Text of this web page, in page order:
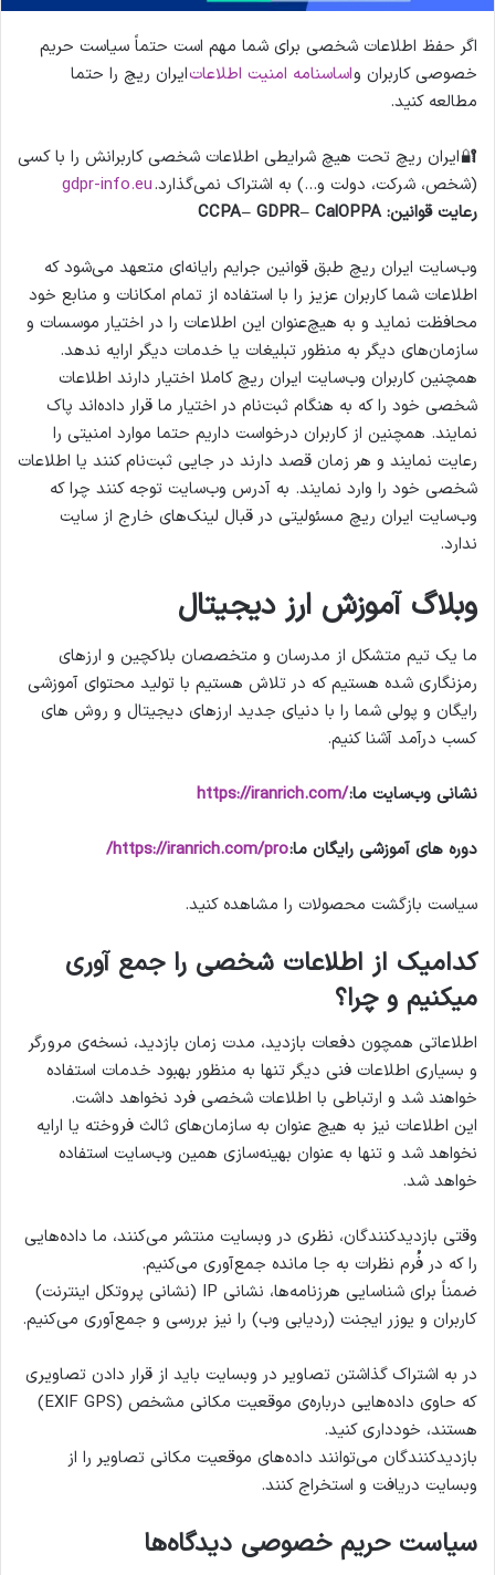
اگر حفظ اطلاعات شخصی برای شما مهم است حتماً سیاست حریم
خصوصی کاربران واساسنامه امنیت اطلاعاتایران ریچ را حتما
مطالعه کنید.
🔐 ایران ریچ تحت هیچ شرایطی اطلاعات شخصی کاربرانش را با کسی
(شخص، شرکت، دولت و…) به اشتراک نمی‌گذارد.gdpr-info.eu
رعایت قوانین: CCPA – GDPR – CalOPPA
وب‌سایت ایران ریچ طبق قوانین جرایم رایانه‌ای متعهد می‌شود که
اطلاعات شما کاربران عزیز را با استفاده از تمام امکانات و منابع خود
محافظت نماید و به هیچ‌عنوان این اطلاعات را در اختیار موسسات و
سازمان‌های دیگر به منظور تبلیغات یا خدمات دیگر ارایه ندهد.
همچنین کاربران وب‌سایت ایران ریچ کاملا اختیار دارند اطلاعات
شخصی خود را که به هنگام ثبت‌نام در اختیار ما قرار داده‌اند پاک
نمایند. همچنین از کاربران درخواست داریم حتما موارد امنیتی را
رعایت نمایند و هر زمان قصد دارند در جایی ثبت‌نام کنند یا اطلاعات
شخصی خود را وارد نمایند. به آدرس وب‌سایت توجه کنند چرا که
وب‌سایت ایران ریچ مسئولیتی در قبال لینک‌های خارج از سایت
ندارد.
وبلاگ آموزش ارز دیجیتال
ما یک تیم متشکل از مدرسان و متخصصان بلاکچین و ارزهای
رمزنگاری شده هستیم که در تلاش هستیم با تولید محتوای آموزشی
رایگان و پولی شما را با دنیای جدید ارزهای دیجیتال و روش های
کسب درآمد آشنا کنیم.
نشانی وب‌سایت ما:/https://iranrich.com
دوره های آموزشی رایگان ما:https://iranrich.com/pro/
سیاست بازگشت محصولات را مشاهده کنید.
کدامیک از اطلاعات شخصی را جمع آوری
میکنیم و چرا؟
اطلاعاتی همچون دفعات بازدید، مدت زمان بازدید،‌ نسخه‌ی مرورگر
و بسیاری اطلاعات فنی دیگر تنها به منظور بهبود خدمات استفاده
خواهند شد و ارتباطی با اطلاعات شخصی فرد نخواهد داشت.
این اطلاعات نیز به هیچ عنوان به سازمان‌های ثالث فروخته یا ارایه
نخواهد شد و تنها به عنوان بهینه‌سازی همین وب‌سایت استفاده
خواهد شد.
وقتی بازدیدکنندگان، نظری در وبسایت منتشر می‌کنند، ما داده‌هایی
را که در فُرم نظرات به جا مانده جمع‌آوری می‌کنیم.
ضمناً برای شناسایی هرزنامه‌ها، نشانی IP (نشانی پروتکل اینترنت)
کاربران و یوزر ایجنت (ردیابی وب) را نیز بررسی و جمع‌آوری می‌کنیم.
در به اشتراک گذاشتن تصاویر در وبسایت باید از قرار دادن تصاویری
که حاوی داده‌هایی درباره‌ی موقعیت مکانی مشخص (EXIF GPS)
هستند، خودداری کنید.
بازدیدکنندگان می‌توانند داده‌های موقعیت مکانی تصاویر را از
وبسایت دریافت و استخراج کنند.
سیاست حریم خصوصی دیدگاه‌ها